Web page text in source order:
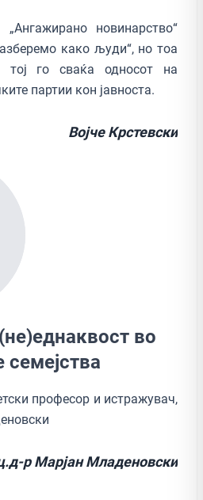
новинарство“
како људи“, но тоа
го сваќа односот на
партии кон јавноста.
Војче Крстевски
во
професор и истражувач,
р Марјан Младеновски